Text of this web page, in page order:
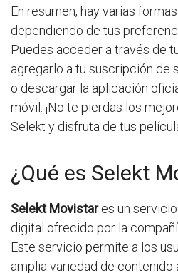
En resumen, hay varias
dependiendo de tus
Puedes acceder a través de
agregarlo a tu suscripción de
o descargar la aplicación
móvil. ¡No te pierdas los
Selekt y disfruta de tus
¿Qué es Selekt
Selekt Movistares un
digital ofrecido por la
Este servicio permite a los
amplia variedad de contenido